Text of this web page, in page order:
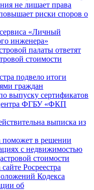
не лишает права
риски споров о
«Личный
инженера»
палаты ответят
стоимости
подвело итоги
граждан
выпуску сертификатов
ФГБУ «ФКП
выписка из
поможет в решении
с недвижимостью
стоимости
Росреестра
Кодекса
об